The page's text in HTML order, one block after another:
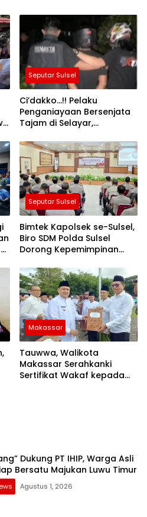
Seputar Sulsel
Ci’dakko…!! Pelaku
Penganiayaan Bersenjata
Tajam di Selayar,
Seputar Sulsel
Bimtek Kapolsek se-Sulsel,
Biro SDM Polda Sulsel
Dorong Kepemimpinan
Publik yang Lebih Baik
Makassar
Tauwwa, Walikota
Makassar Serahkanki
Sertifikat Wakaf kepada
Dukung PT IHIP, Warga Asli
Bersatu Majukan Luwu Timur
Agustus 1, 2026